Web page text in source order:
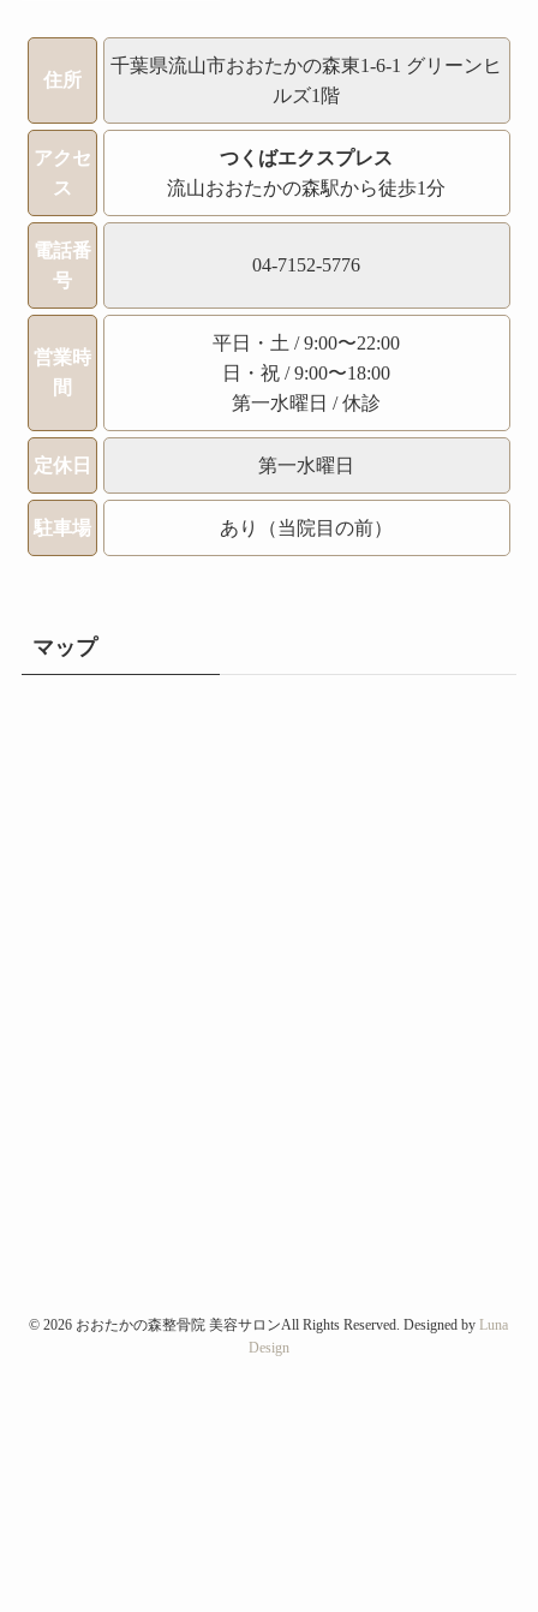
住所
千葉県流山市おおたかの森東1-6-1 グリーンヒ
ルズ1階
アクセ
ス
つくばエクスプレス
流山おおたかの森駅から徒歩1分
電話番
号
04-7152-5776
営業時
間
平日・土 / 9:00〜22:00
日・祝 / 9:00〜18:00
第一水曜日 / 休診
定休日 第一水曜日
駐車場 あり（当院目の前）
マップ
© 2026 おおたかの森整骨院 美容サロンAll Rights Reserved. Designed byLuna
Design